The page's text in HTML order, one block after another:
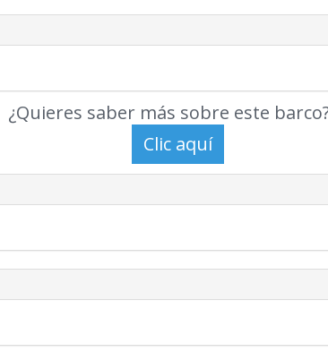
¿Quieres saber más sobre este